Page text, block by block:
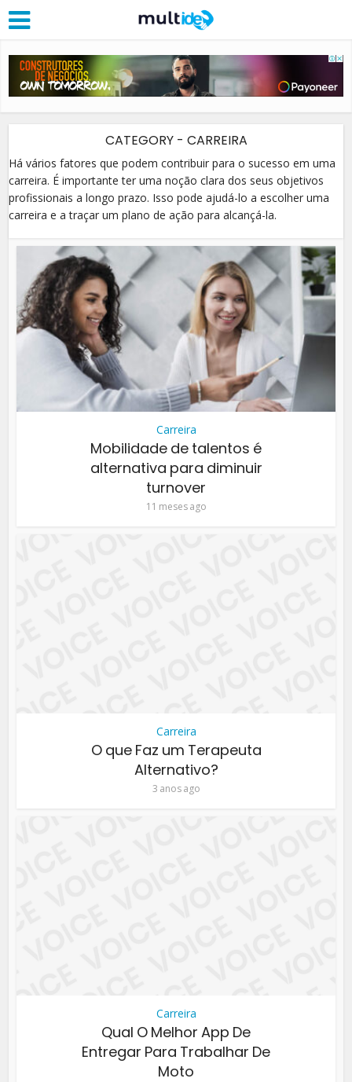
CATEGORY - CARREIRA
Há vários fatores que podem contribuir para o sucesso em uma
carreira. É importante ter uma noção clara dos seus objetivos
profissionais a longo prazo. Isso pode ajudá-lo a escolher uma
carreira e a traçar um plano de ação para alcançá-la.
Carreira
Mobilidade de talentos é
alternativa para diminuir
turnover
11 meses ago
Carreira
O que Faz um Terapeuta
Alternativo?
3 anos ago
Carreira
Qual O Melhor App De
Entregar Para Trabalhar De
Moto